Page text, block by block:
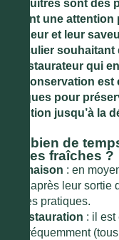
Les huîtres sont des
exigent une
fraîcheur et leur
particulier
un restaurateur qui
leur conservation
pratiques pour
réception jusqu’à la
Combien de
huîtres fraîches ?
À la maison : en
après leur sortie
bonnes pratiques.
En restauration : il
plus fréquemment